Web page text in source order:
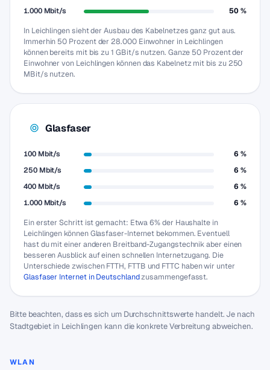
1.000 Mbit/s
50 %
In Leichlingen sieht der Ausbau des Kabelnetzes ganz gut aus.
Immerhin 50 Prozent der 28.000 Einwohner in Leichlingen
können bereits mit bis zu 1 GBit/s nutzen. Ganze 50 Prozent der
Einwohner von Leichlingen können das Kabelnetz mit bis zu 250
MBit/s nutzen.
Glasfaser
100 Mbit/s
6 %
250 Mbit/s
6 %
400 Mbit/s
6 %
1.000 Mbit/s
6 %
Ein erster Schritt ist gemacht: Etwa 6% der Haushalte in
Leichlingen können Glasfaser-Internet bekommen. Eventuell
hast du mit einer anderen Breitband-Zugangstechnik aber einen
besseren Ausblick auf einen schnellen Internetzugang. Die
Unterschiede zwischen FTTH, FTTB und FTTC haben wir unter
Glasfaser Internet in Deutschlandzusammengefasst.
Bitte beachten, dass es sich um Durchschnittswerte handelt. Je nach
Stadtgebiet in Leichlingen kann die konkrete Verbreitung abweichen.
WLAN